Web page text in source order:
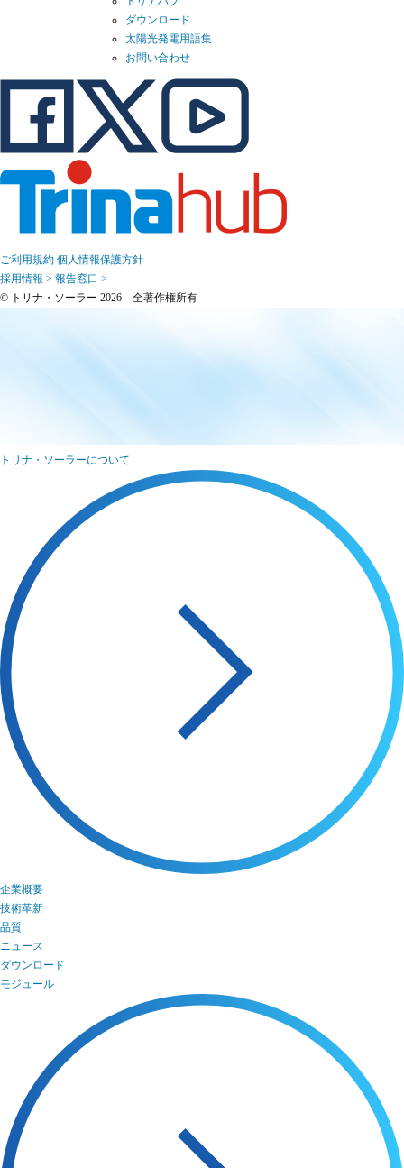
ダウンロード
太陽光発電用語集
お問い合わせ
ご利用規約 個人情報保護方針
採用情報 > 報告窓口 >
© トリナ・ソーラー 2026 – 全著作権所有
トリナ・ソーラーについて
企業概要
技術革新
品質
ニュース
ダウンロード
モジュール